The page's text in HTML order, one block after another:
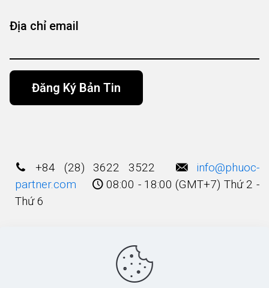
Địa chỉ email
+84 (28) 3622 3522
info@phuoc-
partner.com
08:00 - 18:00 (GMT+7) Thứ 2 -
Thứ 6